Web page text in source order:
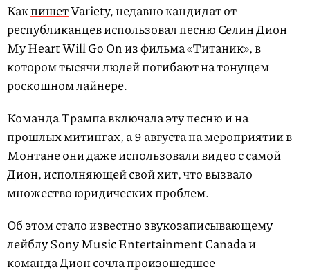
КакпишетVariety, недавно кандидат от
республиканцев использовал песню Селин Дион
My Heart Will Go On из фильма «Титаник», в
котором тысячи людей погибают на тонущем
роскошном лайнере.
Команда Трампа включала эту песню и на
прошлых митингах, а 9 августа на мероприятии в
Монтане они даже использовали видео с самой
Дион, исполняющей свой хит, что вызвало
множество юридических проблем.
Об этом стало известно звукозаписывающему
лейблу Sony Music Entertainment Canada и
команда Дион сочла произошедшее